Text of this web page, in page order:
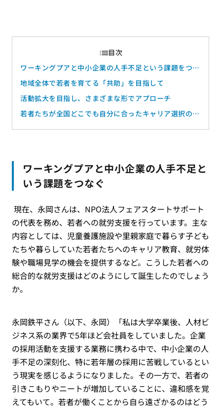
ワーキングプアと中小企業の人手不足という課題をつな
ぐ
地域全体で若者を育てる「共助」を目指して
活動拡大を目指し、さまざまな形でアプローチ
若者たちが全国どこでも自分に合ったキャリア選択の機
ワーキングプアと中小企業の人手不足と
いう課題をつなぐ
現在、永岡さんは、NPO法人フェアスタートサポート
の代表を務め、若者への就労支援を行っています。主な
内容としては、児童養護施設や里親家庭で暮らす子ども
たちや暮らしていた若者たちへのキャリア教育、就労体
験や職場見学の機会を提供するなど。こうした若者への
総合的な就労支援はどのようにして誕生したのでしょう
か。
永岡鉄平さん（以下、永岡）「私は大学卒業後、人材ビ
ジネス系の業界で5年ほど会社員をしていました。企業
の採用活動を支援する業務に携わる中で、中小企業の人
手不足の深刻化、特に若年層の採用に苦戦しているとい
う現実を感じるようになりました。その一方で、若者の
引きこもりやニートが増加していることに、違和感を覚
えてもいて。若者が働くことから自ら遠ざかるのはどう